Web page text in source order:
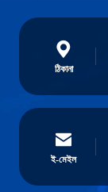
ঠিকানা
ই-মেইল